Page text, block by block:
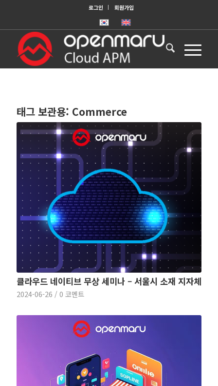
로그인 회원가입
태그 보관용: Commerce
클라우드 네이티브 무상 세미나 – 서울시 소재 지자체
2024-06-26 / 0 코멘트